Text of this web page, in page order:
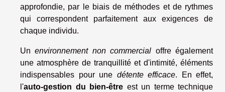
approfondie, par le biais de méthodes et de rythmes
qui correspondent parfaitement aux exigences de
chaque individu.
Unenvironnement non commercial offre également
une atmosphère de tranquillité et d'intimité, éléments
indispensables pour une détente efficace. En effet,
l'auto-gestion du bien-être est un terme technique